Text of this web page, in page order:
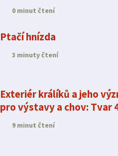
0 minut čtení
Ptačí hnízda
3 minuty čtení
Exteriér králíků a jeho
pro výstavy a chov: Tvar
část – Vnější pohlavní
9 minut čtení